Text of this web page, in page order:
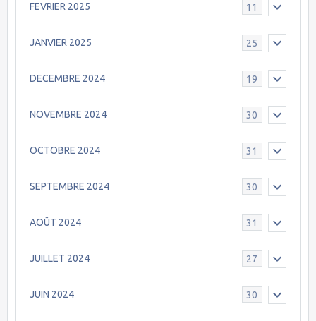
FEVRIER 2025 11
JANVIER 2025 25
DECEMBRE 2024 19
NOVEMBRE 2024 30
OCTOBRE 2024 31
SEPTEMBRE 2024 30
AOÛT 2024 31
JUILLET 2024 27
JUIN 2024 30